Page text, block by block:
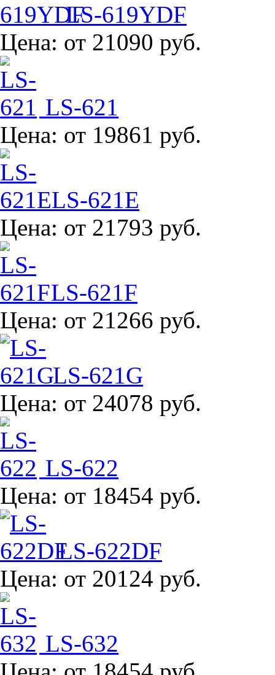
LS-619YDF
Цена: от 21090 руб.
LS-621
Цена: от 19861 руб.
LS-621E
Цена: от 21793 руб.
LS-621F
Цена: от 21266 руб.
LS-621G
Цена: от 24078 руб.
LS-622
Цена: от 18454 руб.
LS-622DF
Цена: от 20124 руб.
LS-632